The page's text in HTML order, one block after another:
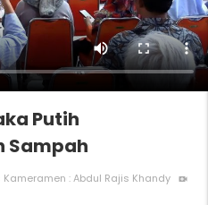
Putih
Sampah
Kameramen : Abdul Rajis Khandy video_call